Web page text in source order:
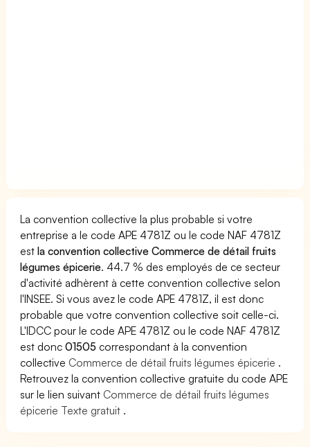
La convention collective la plus probable si votre
entreprise a le code APE 4781Z ou le code NAF 4781Z
estla convention collective Commerce de détail fruits
légumes épicerie. 44.7 % des employés de ce secteur
d'activité adhèrent à cette convention collective selon
l'INSEE. Si vous avez le code APE 4781Z, il est donc
probable que votre convention collective soit celle-ci.
L'IDCC pour le code APE 4781Z ou le code NAF 4781Z
est donc01505 correspondant à la convention
collective Commerce de détail fruits légumes épicerie .
Retrouvez la convention collective gratuite du code APE
sur le lien suivant Commerce de détail fruits légumes
épicerie Texte gratuit .